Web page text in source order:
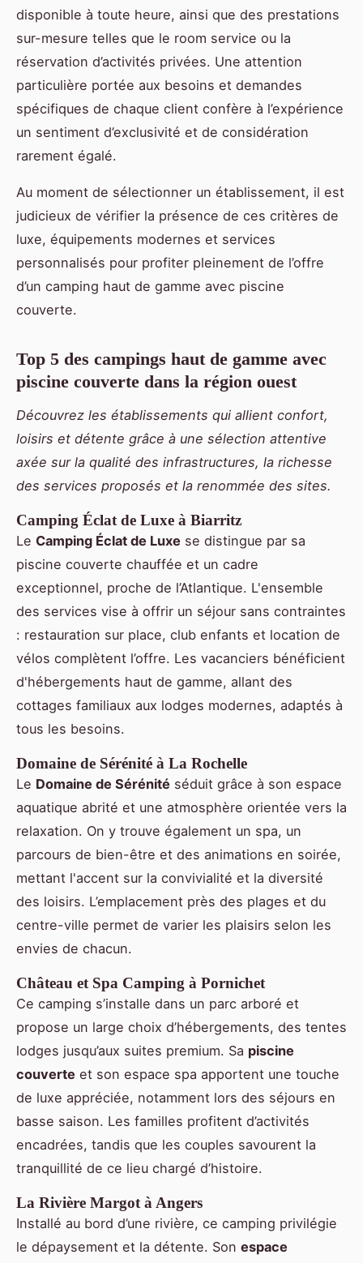
disponible à toute heure, ainsi que des prestations
sur-mesure telles que le room service ou la
réservation d’activités privées. Une attention
particulière portée aux besoins et demandes
spécifiques de chaque client confère à l’expérience
un sentiment d’exclusivité et de considération
rarement égalé.
Au moment de sélectionner un établissement, il est
judicieux de vérifier la présence de ces critères de
luxe, équipements modernes et services
personnalisés pour profiter pleinement de l’offre
d’un camping haut de gamme avec piscine
couverte.
Top 5 des campings haut de gamme avec
piscine couverte dans la région ouest
Découvrez les établissements qui allient confort,
loisirs et détente grâce à une sélection attentive
axée sur la qualité des infrastructures, la richesse
des services proposés et la renommée des sites.
Camping Éclat de Luxe à Biarritz
Le Camping Éclat de Luxe se distingue par sa
piscine couverte chauffée et un cadre
exceptionnel, proche de l’Atlantique. L'ensemble
des services vise à offrir un séjour sans contraintes
: restauration sur place, club enfants et location de
vélos complètent l’offre. Les vacanciers bénéficient
d'hébergements haut de gamme, allant des
cottages familiaux aux lodges modernes, adaptés à
tous les besoins.
Domaine de Sérénité à La Rochelle
Le Domaine de Sérénité séduit grâce à son espace
aquatique abrité et une atmosphère orientée vers la
relaxation. On y trouve également un spa, un
parcours de bien-être et des animations en soirée,
mettant l'accent sur la convivialité et la diversité
des loisirs. L’emplacement près des plages et du
centre-ville permet de varier les plaisirs selon les
envies de chacun.
Château et Spa Camping à Pornichet
Ce camping s’installe dans un parc arboré et
propose un large choix d’hébergements, des tentes
lodges jusqu’aux suites premium. Sa piscine
couverte et son espace spa apportent une touche
de luxe appréciée, notamment lors des séjours en
basse saison. Les familles profitent d’activités
encadrées, tandis que les couples savourent la
tranquillité de ce lieu chargé d’histoire.
La Rivière Margot à Angers
Installé au bord d’une rivière, ce camping privilégie
le dépaysement et la détente. Son espace